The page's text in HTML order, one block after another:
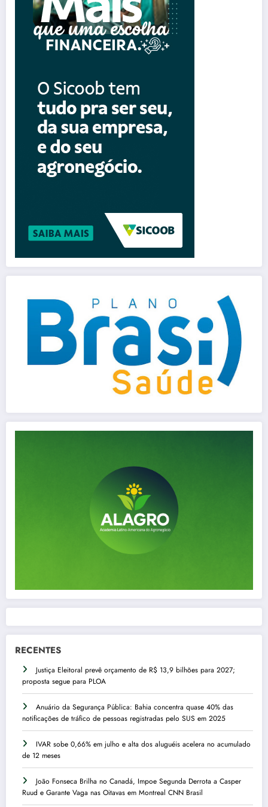
RECENTES
Justiça Eleitoral prevê orçamento de R$ 13,9 bilhões para 2027;
proposta segue para PLOA
Anuário da Segurança Pública: Bahia concentra quase 40% das
notificações de tráfico de pessoas registradas pelo SUS em 2025
IVAR sobe 0,66% em julho e alta dos aluguéis acelera no acumulado
de 12 meses
João Fonseca Brilha no Canadá, Impoe Segunda Derrota a Casper
Ruud e Garante Vaga nas Oitavas em Montreal CNN Brasil